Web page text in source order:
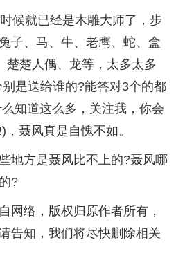
就已经是木雕大师了，步
子、马、牛、老鹰、蛇、盒
楚楚人偶、龙等，太多太多
是送给谁的?能答对3个的都
知道这么多，关注我，你会
聂风真是自愧不如。
方是聂风比不上的?聂风哪
?
网络，版权归原作者所有，
告知，我们将尽快删除相关